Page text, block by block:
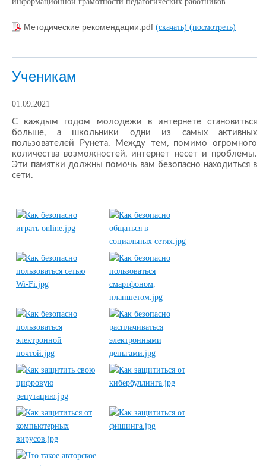
Методические рекомендации.pdf (скачать) (посмотреть)
Ученикам
01.09.2021
С каждым годом молодежи в интернете становиться
больше, а школьники одни из самых активных
пользователей Рунета. Между тем, помимо огромного
количества возможностей, интернет несет и проблемы.
Эти памятки должны помочь вам безопасно находиться в
сети.